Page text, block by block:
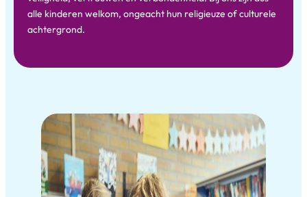
alle kinderen welkom, ongeacht hun religieuze of culturele
achtergrond.